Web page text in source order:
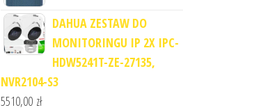
DAHUA ZESTAW DO
MONITORINGU IP 2X IPC-
HDW5241T-ZE-27135,
NVR2104-S3
5510,00 zł